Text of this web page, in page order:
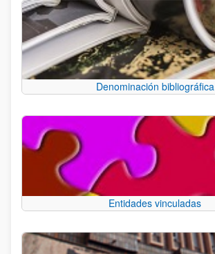
Denominación bibliográfica
Entidades vinculadas